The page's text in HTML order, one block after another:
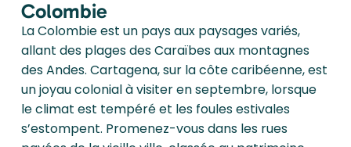
Colombie
La Colombie est un pays aux paysages variés,
allant des plages des Caraïbes aux montagnes
des Andes. Cartagena, sur la côte caribéenne, est
un joyau colonial à visiter en septembre, lorsque
le climat est tempéré et les foules estivales
s’estompent. Promenez-vous dans les rues